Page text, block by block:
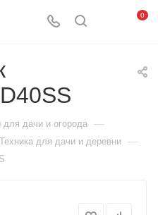
0
для дачи и огорода —
Техника для дачи и деревни —